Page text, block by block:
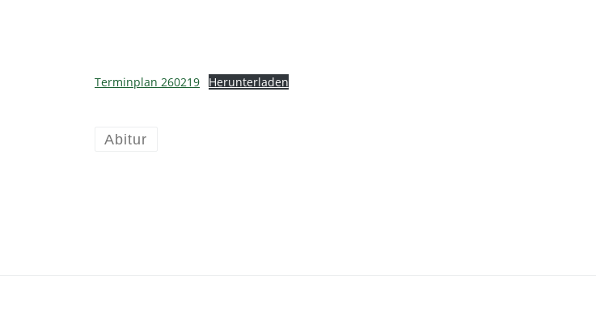
Terminplan 260219 Herunterladen
Abitur